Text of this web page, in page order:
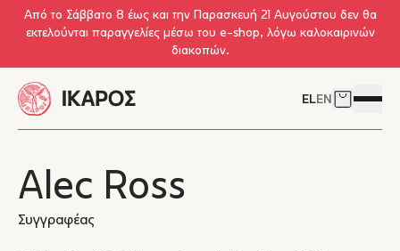
Skip to main content
Από το Σάββατο 8 έως και την Παρασκευή 21 Αυγούστου δεν θα
εκτελούνται παραγγελίες μέσω του e-shop, λόγω καλοκαιρινών
διακοπών.
ELEN Δείτε το
Alec Ross
Συγγραφέας